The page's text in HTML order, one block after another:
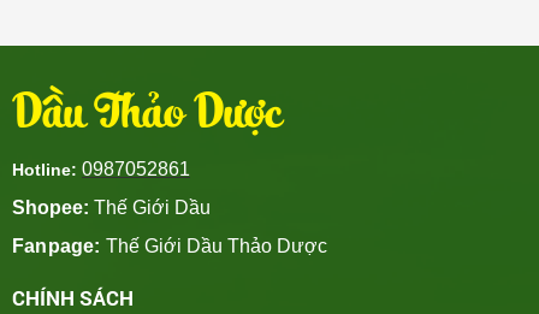
Dầu Thảo Dược
Hotline: 0987052861
Shopee: Thế Giới Dầu
Fanpage: Thế Giới Dầu Thảo Dược
CHÍNH SÁCH